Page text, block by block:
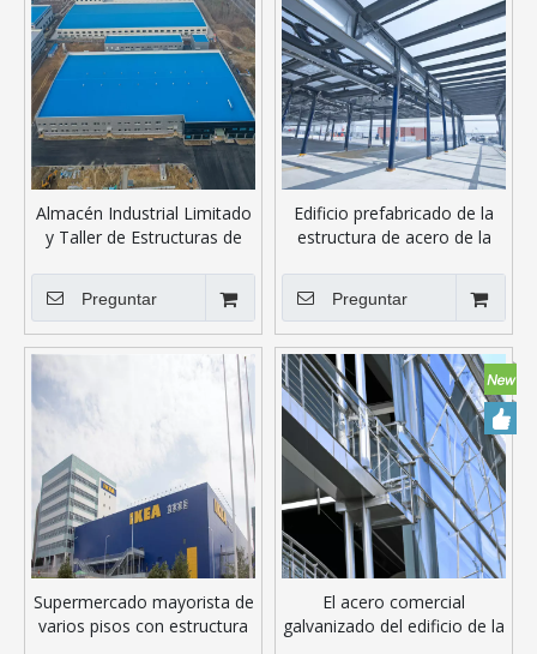
Almacén Industrial Limitado
y Taller de Estructuras de
Preguntar
Edificio prefabricado de la
estructura de acero de la
Preguntar
Supermercado mayorista de
varios pisos con estructura
El acero comercial
galvanizado del edificio de la